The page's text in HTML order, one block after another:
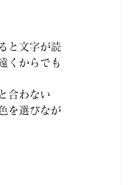
と文字が読
くからでも
合わない
を選びなが